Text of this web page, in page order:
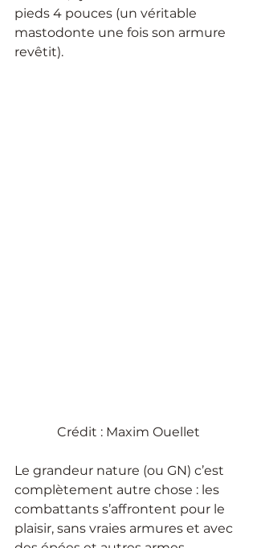
pieds 4 pouces (un véritable
mastodonte une fois son armure
revêtit).
Crédit : Maxim Ouellet
Le grandeur nature (ou GN) c’est
complètement autre chose : les
combattants s’affrontent pour le
plaisir, sans vraies armures et avec